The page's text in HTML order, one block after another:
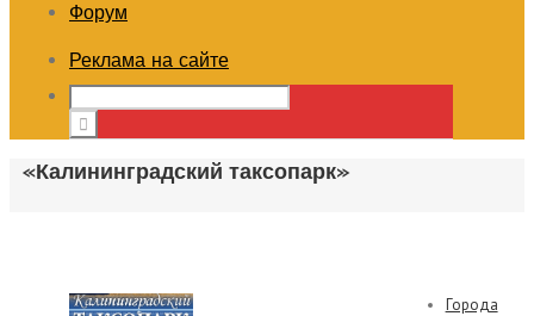
Форум
Реклама на сайте
«Калининградский таксопарк»
Города